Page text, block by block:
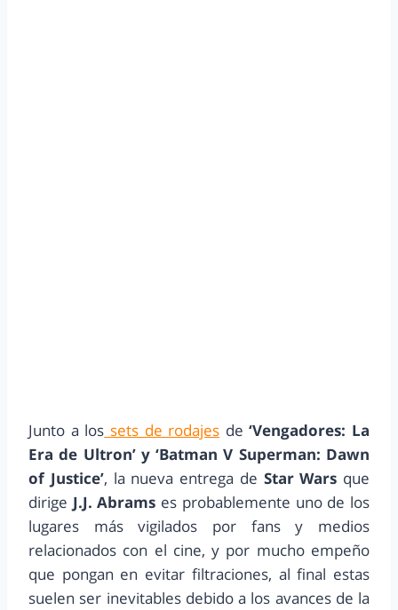
Junto a los sets de rodajes de‘Vengadores: La
Era de Ultron’ y ‘Batman V Superman: Dawn
of Justice’, la nueva entrega de Star Wars que
dirige J.J. Abrams es probablemente uno de los
lugares más vigilados por fans y medios
relacionados con el cine, y por mucho empeño
que pongan en evitar filtraciones, al final estas
suelen ser inevitables debido a los avances de la